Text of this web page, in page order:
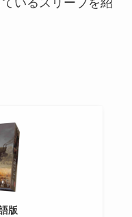
版